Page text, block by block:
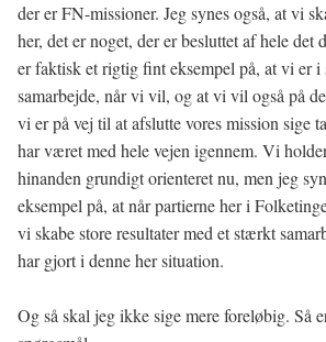
der er FN-missioner. Jeg synes også, at vi
her, det er noget, der er besluttet af hele det
er faktisk et rigtig fint eksempel på, at vi er i
samarbejde, når vi vil, og at vi vil også på
vi er på vej til at afslutte vores mission sige
har været med hele vejen igennem. Vi
hinanden grundigt orienteret nu, men jeg
eksempel på, at når partierne her i
vi skabe store resultater med et stærkt
har gjort i denne her situation.
Og så skal jeg ikke sige mere foreløbig. Så